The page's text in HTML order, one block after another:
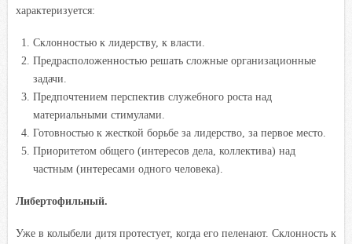
характеризуется:
Склонностью к лидерству, к власти.
Предрасположенностью решать сложные организационные
задачи.
Предпочтением перспектив служебного роста над
материальными стимулами.
Готовностью к жесткой борьбе за лидерство, за первое место.
Приоритетом общего (интересов дела, коллектива) над
частным (интересами одного человека).
Либертофильный.
Уже в колыбели дитя протестует, когда его пеленают. Склонность к